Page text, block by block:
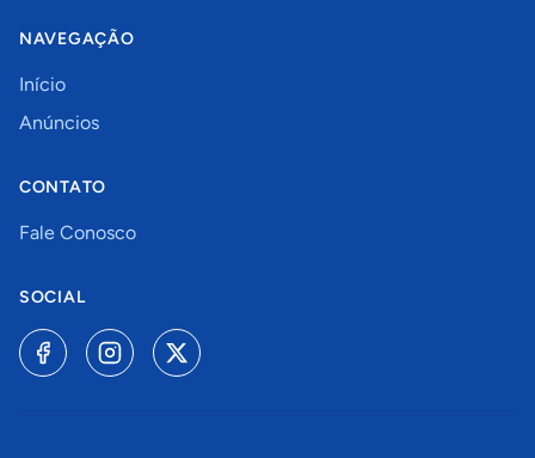
NAVEGAÇÃO
Início
Anúncios
CONTATO
Fale Conosco
SOCIAL